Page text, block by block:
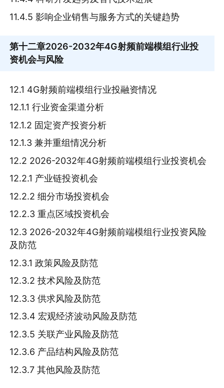
11.4.5 影响企业销售与服务方式的关键趋势
第十二章2026-2032年4G射频前端模组行业投
资机会与风险
12.1 4G射频前端模组行业投融资情况
12.1.1 行业资金渠道分析
12.1.2 固定资产投资分析
12.1.3 兼并重组情况分析
12.2 2026-2032年4G射频前端模组行业投资机会
12.2.1 产业链投资机会
12.2.2 细分市场投资机会
12.2.3 重点区域投资机会
12.3 2026-2032年4G射频前端模组行业投资风险
及防范
12.3.1 政策风险及防范
12.3.2 技术风险及防范
12.3.3 供求风险及防范
12.3.4 宏观经济波动风险及防范
12.3.5 关联产业风险及防范
12.3.6 产品结构风险及防范
12.3.7 其他风险及防范